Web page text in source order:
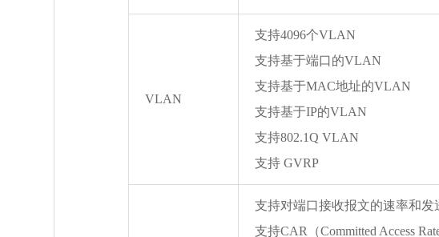
VLAN
支持4096个VLAN
支持基于端口的VLAN
支持基于MAC地址的VLAN
支持基于IP的VLAN
支持802.1Q VLAN
支持 GVRP
支持对端口接收报文的速率和发
支持CAR（Committed Access